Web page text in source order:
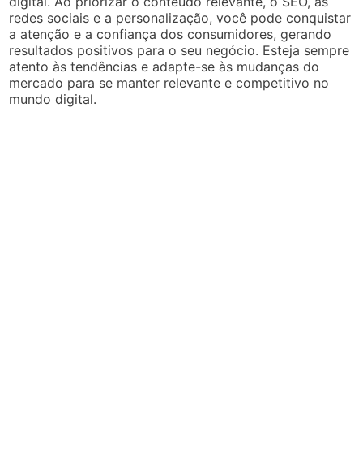
redes sociais e a personalização, você pode conquistar
a atenção e a confiança dos consumidores, gerando
resultados positivos para o seu negócio. Esteja sempre
atento às tendências e adapte-se às mudanças do
mercado para se manter relevante e competitivo no
mundo digital.